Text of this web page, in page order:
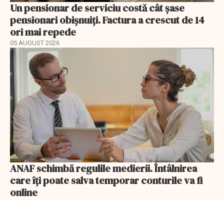
Un pensionar de serviciu costă cât șase
pensionari obișnuiți. Factura a crescut de 14
ori mai repede
05 AUGUST 2026
ANAF schimbă regulile medierii. Întâlnirea
care îți poate salva temporar conturile va fi
online